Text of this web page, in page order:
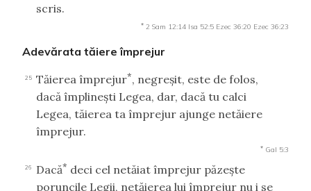
scris.
* 2 Sam 12:14 Isa 52:5 Ezec 36:20 Ezec 36:23
Adevărata tăiere împrejur
25 Tăierea împrejur*, negreşit, este de folos,
dacă împlineşti Legea, dar, dacă tu calci
Legea, tăierea ta împrejur ajunge netăiere
împrejur.
* Gal 5:3
26 Dacă* deci cel netăiat împrejur păzeşte
poruncile Legii, netăierea lui împrejur nu i se